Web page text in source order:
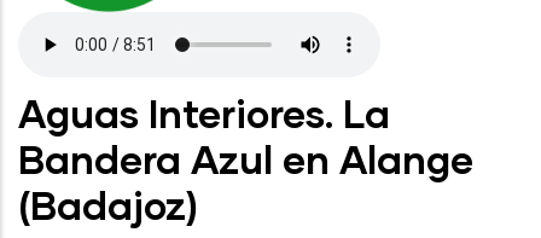
Aguas Interiores. La
Bandera Azul en Alange
(Badajoz)